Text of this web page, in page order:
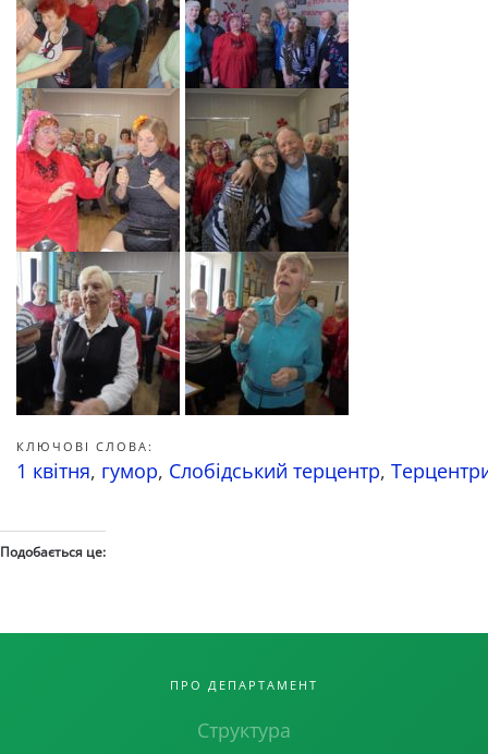
КЛЮЧОВІ СЛОВА:
1 квітня, гумор, Слобідський терцентр,
Подобається це:
ПРО ДЕПАРТАМЕНТ
Структура